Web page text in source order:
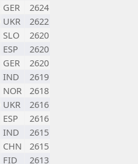
GER
2624
UKR
2622
SLO
2620
ESP
2620
GER
2620
IND
2619
NOR
2618
UKR
2616
ESP
2616
IND
2615
CHN
2615
FID
2613